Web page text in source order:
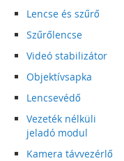
Lencse és szűrő
Szűrőlencse
Videó stabilizátor
Objektívsapka
Lencsevédő
Vezeték nélküli
jeladó modul
Kamera távvezérlő